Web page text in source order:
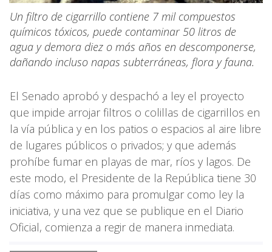
Un filtro de cigarrillo contiene 7 mil compuestos
químicos tóxicos, puede contaminar 50 litros de
agua y demora diez o más años en descomponerse,
dañando incluso napas subterráneas, flora y fauna.
El Senado aprobó y despachó a ley el proyecto
que impide arrojar filtros o colillas de cigarrillos en
la vía pública y en los patios o espacios al aire libre
de lugares públicos o privados; y que además
prohíbe fumar en playas de mar, ríos y lagos. De
este modo, el Presidente de la República tiene 30
días como máximo para promulgar como ley la
iniciativa, y una vez que se publique en el Diario
Oficial, comienza a regir de manera inmediata.